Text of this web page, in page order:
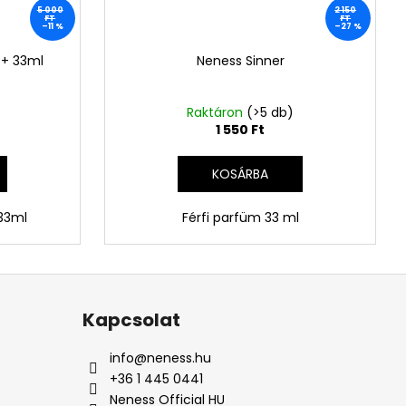
5 000
FT
–11 %
33ml
2 150
FT
–27 %
Neness Sinner
Raktáron (>5 db)
1 550 Ft
KOSÁRBA
Férfi parfüm 33 ml
Kapcsolat
info@neness.hu
+36 1 445 0441
Neness Official HU